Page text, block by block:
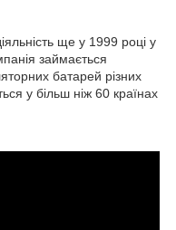
ще у 1999 році у
займається
батарей різних
у більш ніж 60 країнах